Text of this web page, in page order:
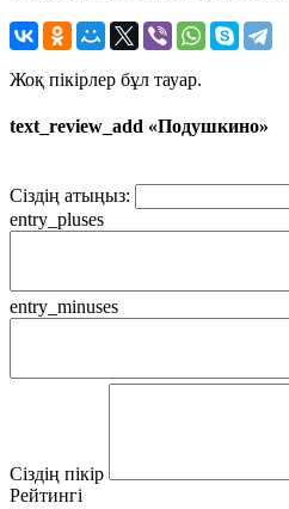
Жоқ пікірлер бұл тауар.
text_review_add «Подушкино»
Сіздің атыңыз:
entry_pluses
entry_minuses
Сіздің пікір
Рейтингі